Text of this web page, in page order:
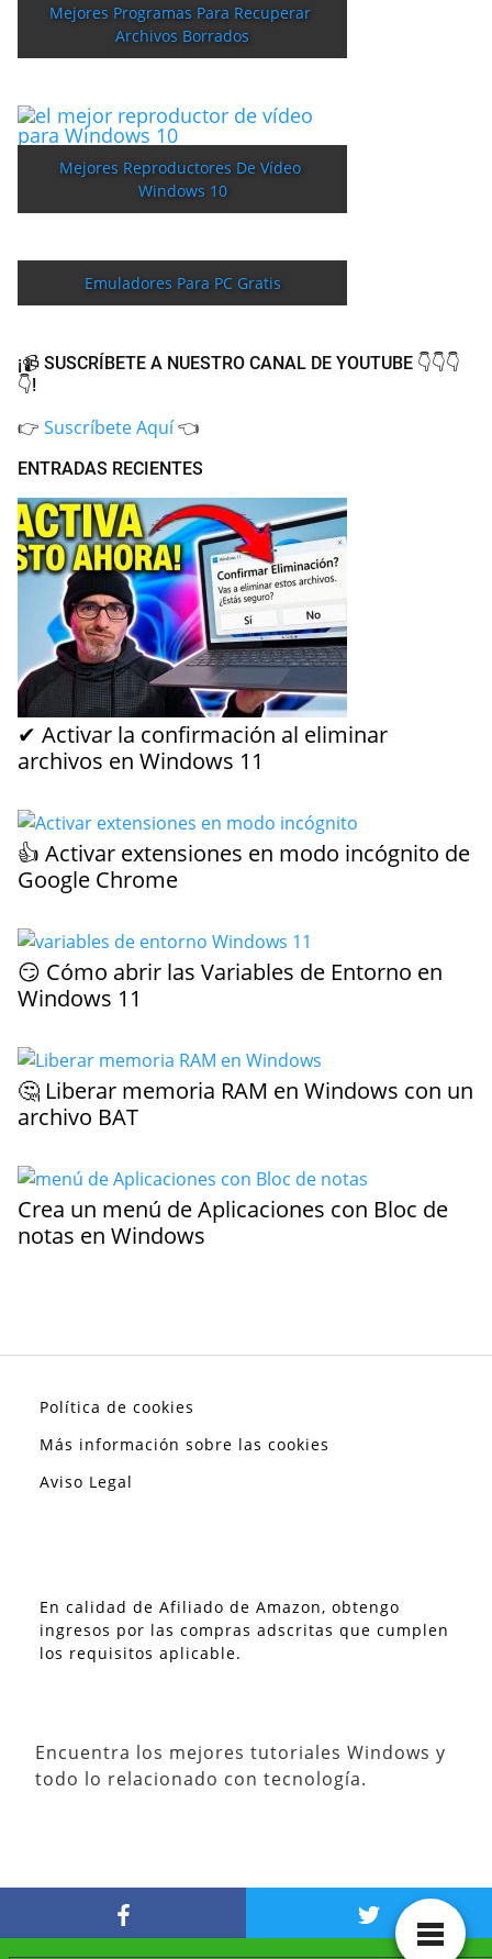
Mejores Programas Para Recuperar
Archivos Borrados
Mejores Reproductores De Vídeo
Windows 10
Emuladores Para PC Gratis
¡📹 SUSCRÍBETE A NUESTRO CANAL DE YOUTUBE 👇👇👇
👇!
👉 Suscríbete Aquí👈
ENTRADAS RECIENTES
✔ Activar la confirmación al eliminar
archivos en Windows 11
👍 Activar extensiones en modo incógnito de
Google Chrome
😏 Cómo abrir las Variables de Entorno en
Windows 11
🤔 Liberar memoria RAM en Windows con un
archivo BAT
Crea un menú de Aplicaciones con Bloc de
notas en Windows
Política de cookies
Más información sobre las cookies
Aviso Legal
En calidad de Afiliado de Amazon, obtengo
ingresos por las compras adscritas que cumplen
los requisitos aplicable.
Encuentra los mejores tutoriales Windows y
todo lo relacionado con tecnología.